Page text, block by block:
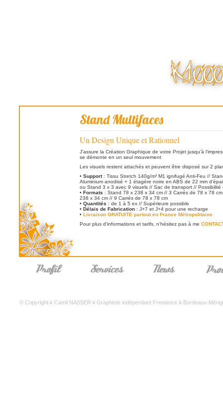
Stand Multifaces
Un Design Unique et Rationnel
J'assure la Création Graphique de votre Projet jusqu'à
se démonte en un seul mouvement
Les visuels restent attachés et peuvent être disposé sur 2
• Support: Tissu Stretch 140g/m² M1 ignifugé Anti-Feu //
Aluminium anodisé + 1 étagère noire en ABS de 22 mm
ou Stand 3 x 3 avec 9 visuels // Sac de transport // Possibilité
• Formats : Stand 78 x 238 x 34 cm // 3 Carrés de 78 x 78
238 x 34 cm // 9 Carrés de 78 x 78 cm
• Quantités : de 1 à 5 ex // Supérieure possible
• Délais de Fabrication : J+7 et J+4 pour une recharge
• Livraison GRATUITE partout en France Métropolitaine
Pour plus d'informations et tarifs, n'hésitez pas à me
© Copyright Camil NASSER Graphiste indépendant Freelance à Bordeaux-